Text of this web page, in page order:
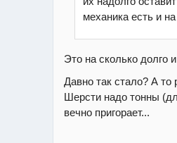
механика есть и
Это на сколько долго
Давно так стало? А
Шерсти надо тонны
вечно пригорает...